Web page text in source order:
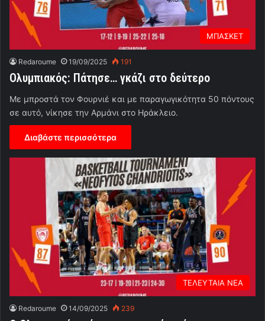
ΜΠΑΣΚΕΤ
Redaroume 19/09/2025 191
Ολυμπιακός: Πάτησε… γκάζι στο δεύτερο
Με μπροστά τον Φουρνιέ και με παραγωγικότητα 50 πόντους
σε αυτό, νίκησε την Αρμάνι στο Ηράκλειο.
Διαβάστε περισσότερα
ΤΕΛΕΥΤΑΙΑ ΝΕΑ
Redaroume 14/09/2025 239